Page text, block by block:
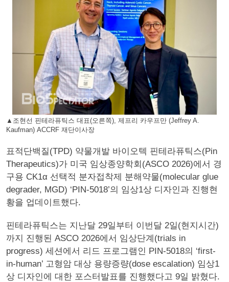
▲조현선 핀테라퓨틱스 대표(오른쪽), 제프리 카우프만 (Jeffrey A.
Kaufman) ACCRF 재단이사장
표적단백질(TPD) 약물개발 바이오텍 핀테라퓨틱스(Pin
Therapeutics)가 미국 임상종양학회(ASCO 2026)에서 경
구용 CK1α 선택적 분자접착제 분해약물(molecular glue
degrader, MGD) ‘PIN-5018’의 임상1상 디자인과 진행현
황을 업데이트했다.
핀테라퓨틱스는 지난달 29일부터 이번달 2일(현지시간)
까지 진행된 ASCO 2026에서 임상단계(trials in
progress) 세션에서 리드 프로그램인 PIN-5018의 ‘first-
in-human’ 고형암 대상 용량증량(dose escalation) 임상1
상 디자인에 대한 포스터발표를 진행했다고 9일 밝혔다.